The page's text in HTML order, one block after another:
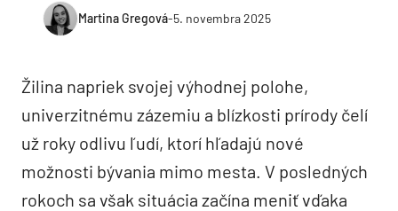
Martina Gregová-5. novembra 2025
Žilina napriek svojej výhodnej polohe,
univerzitnému zázemiu a blízkosti prírody čelí
už roky odlivu ľudí, ktorí hľadajú nové
možnosti bývania mimo mesta. V posledných
rokoch sa však situácia začína meniť vďaka